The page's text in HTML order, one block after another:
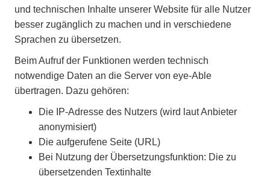
und technischen Inhalte unserer Website für alle Nutzer
besser zugänglich zu machen und in verschiedene
Sprachen zu übersetzen.
Beim Aufruf der Funktionen werden technisch
notwendige Daten an die Server von eye-Able
übertragen. Dazu gehören:
Die IP-Adresse des Nutzers (wird laut Anbieter
anonymisiert)
Die aufgerufene Seite (URL)
Bei Nutzung der Übersetzungsfunktion: Die zu
übersetzenden Textinhalte